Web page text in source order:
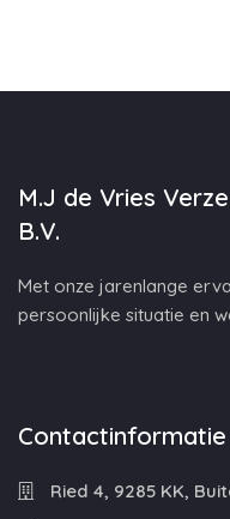
M.J de Vries
B.V.
Met onze jarenlange
persoonlijke situatie en
Contactinformatie
Ried 4, 9285 KK,